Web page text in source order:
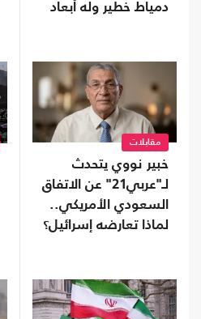
دمياط خطير وله أبعاد
مقابلات
خبير نووي يتحدث
لـ"عربي21" عن الاتفاق
السعودي الأمريكي..
لماذا تعارضه إسرائيل؟